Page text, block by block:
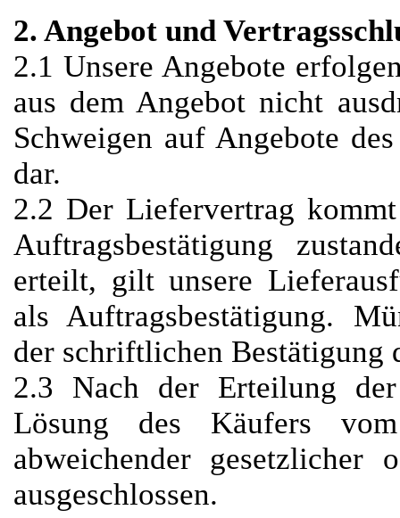
2. Angebot und
2.1 Unsere Angebote
aus dem Angebot nicht
Schweigen auf Angebote
dar.
2.2 Der Liefervertrag
Auftragsbestätigung
erteilt, gilt unsere
als Auftragsbestätigung.
der schriftlichen Bestätigung
2.3 Nach der Erteilung
Lösung des Käufers
abweichender gesetzlicher
ausgeschlossen.